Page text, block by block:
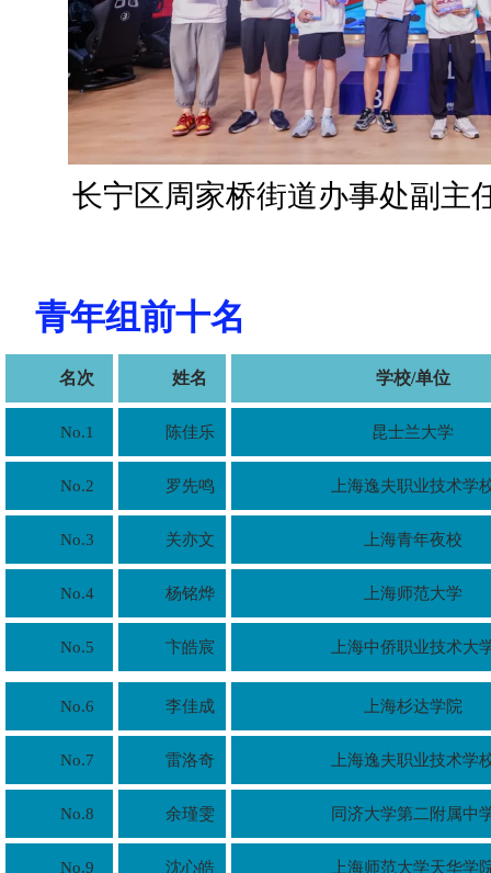
长宁区周家桥街道办事处副主
青年组前十名
名次 姓名 学校/单位
No.1 陈佳乐 昆士兰大学
No.2 罗先鸣 上海逸夫职业技术学
No.3 关亦文 上海青年夜校
No.4 杨铭烨 上海师范大学
No.5 卞皓宸 上海中侨职业技术大
No.6 李佳成 上海杉达学院
No.7 雷洛奇 上海逸夫职业技术学
No.8 余瑾雯 同济大学第二附属中
No.9 沈心皓 上海师范大学天华学